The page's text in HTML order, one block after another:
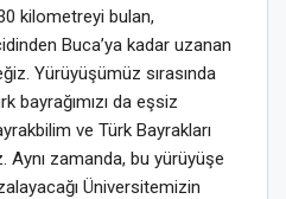
kilometreyi bulan,
Buca’ya kadar uzanan
Yürüyüşümüz sırasında
bayrağımızı da eşsiz
ve Türk Bayrakları
zamanda, bu yürüyüşe
Üniversitemizin